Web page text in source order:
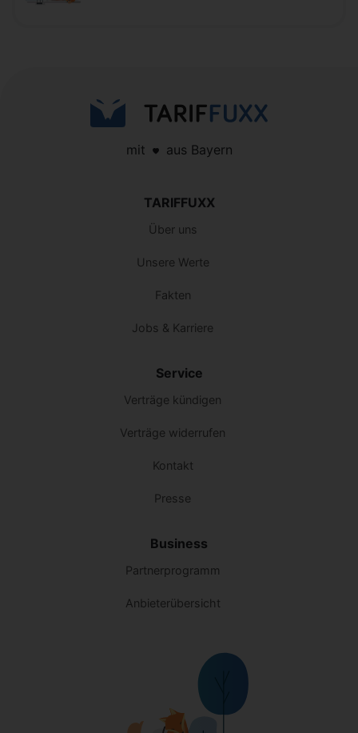
mit aus Bayern
TARIFFUXX
Über uns
Unsere Werte
Fakten
Jobs & Karriere
Service
Verträge kündigen
Verträge widerrufen
Kontakt
Presse
Business
Partnerprogramm
Anbieterübersicht